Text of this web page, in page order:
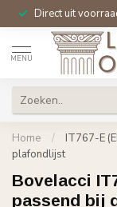
Direct uit
MENU
Home /
IT767-E
plafondlijst
Bovelacci
passend bij